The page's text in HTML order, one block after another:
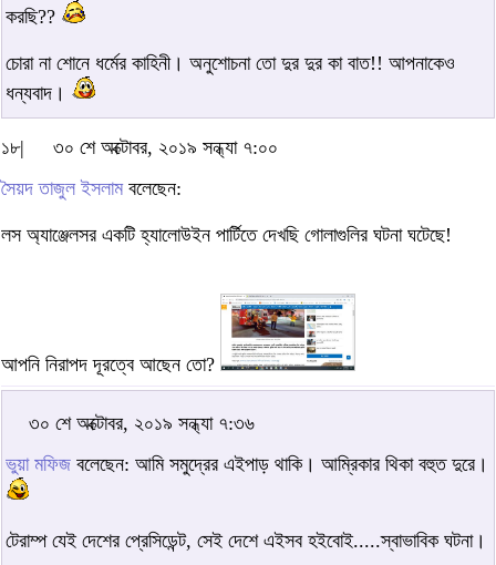
করছি??
চোরা না শোনে ধর্মের কাহিনী। অনুশোচনা তো দুর দুর কা বাত!! আপনাকেও
ধন্যবাদ।
১৮|
৩০ শে অক্টোবর, ২০১৯ সন্ধ্যা ৭:০০
সৈয়দ তাজুল ইসলামবলেছেন:
লস অ্যাঞ্জেলসর একটি হ্যালোউইন পার্টিতে দেখছি গোলাগুলির ঘটনা ঘটেছে!
আপনি নিরাপদ দূরত্বে আছেন তো?
৩০ শে অক্টোবর, ২০১৯ সন্ধ্যা ৭:৩৬
ভুয়া মফিজ বলেছেন: আমি সমুদ্রের এইপাড় থাকি। আম্রিকার থিকা বহুত দুরে।
টেরাম্প যেই দেশের প্রেসিডেন্ট, সেই দেশে এইসব হইবোই.....স্বাভাবিক ঘটনা।